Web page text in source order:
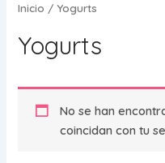
Inicio / Yogurts
Yogurts
No se han
coincidan con tu